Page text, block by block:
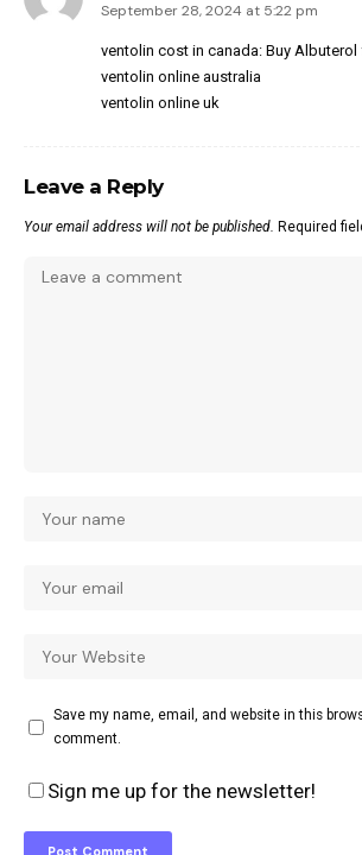
September 28, 2024 at 5:22 pm
ventolin cost in canada: Buy
ventolin online australia
ventolin online uk
Leave a Reply
Your email address will not be published. Required
Save my name, email, and website in this
comment.
Sign me up for the newsletter!